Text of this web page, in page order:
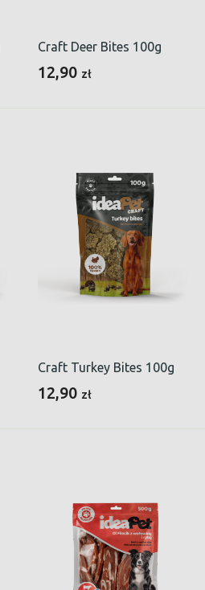
Craft Deer Bites 100g
12,90 zł
Craft Turkey Bites 100g
12,90 zł